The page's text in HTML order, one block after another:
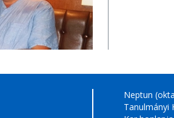
Neptun
Tanulmányi